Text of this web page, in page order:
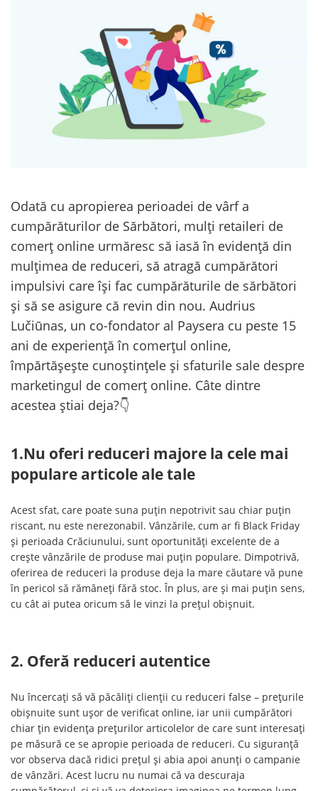
Odată cu apropierea perioadei de vârf a
cumpărăturilor de Sărbători, mulți retaileri de
comerț online urmăresc să iasă în evidență din
mulțimea de reduceri, să atragă cumpărători
impulsivi care își fac cumpărăturile de sărbători
și să se asigure că revin din nou. Audrius
Lučiūnas, un co-fondator al Paysera cu peste 15
ani de experiență în comerțul online,
împărtășește cunoștințele și sfaturile sale despre
marketingul de comerț online. Câte dintre
acestea știai deja?👇
1.Nu oferi reduceri majore la cele mai
populare articole ale tale
Acest sfat, care poate suna puțin nepotrivit sau chiar puțin
riscant, nu este nerezonabil. Vânzările, cum ar fi Black Friday
și perioada Crăciunului, sunt oportunități excelente de a
crește vânzările de produse mai puțin populare. Dimpotrivă,
oferirea de reduceri la produse deja la mare căutare vă pune
în pericol să rămâneți fără stoc. În plus, are și mai puțin sens,
cu cât ai putea oricum să le vinzi la prețul obișnuit.
2. Oferă reduceri autentice
Nu încercați să vă păcăliți clienții cu reduceri false – prețurile
obișnuite sunt ușor de verificat online, iar unii cumpărători
chiar țin evidența prețurilor articolelor de care sunt interesați
pe măsură ce se apropie perioada de reduceri. Cu siguranță
vor observa dacă ridici prețul și abia apoi anunți o campanie
de vânzări. Acest lucru nu numai că va descuraja